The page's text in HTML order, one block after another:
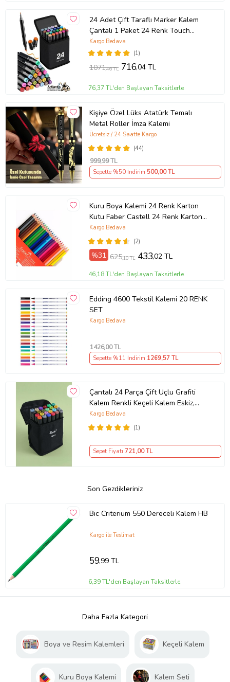
24 Adet Çift Taraflı Marker Kalem
Çantalı 1 Paket 24 Renk Touch
Markör Çift Uçlu Keçeli Kalem Sanat
Tasarım Hobi (Çok Renkli)
(1)
Kargo Bedava
1071,46 TL 716,04 TL
76,37 TL'den Başlayan Taksitlerle
Kişiye Özel Lüks Atatürk Temalı
Metal Roller İmza Kalemi
(44)
Ücretsiz / 24 Saatte Kargo
999,99 TL
Sepette %50 İndirim 500,00 TL
Kuru Boya Kalemi 24 Renk Karton
Kutu Faber Castell 24 Renk Karton
Kutu Tam Boy Kuruboya (Karışık)
(2)
Kargo Bedava
%31 625,10 TL 433,02 TL
46,18 TL'den Başlayan Taksitlerle
Edding 4600 Tekstil Kalemi 20 RENK
SET
Kargo Bedava
1426,00 TL
Sepette %11 İndirim 1269,57 TL
Çantalı 24 Parça Çift Uçlu Grafiti
Kalem Renkli Keçeli Kalem Eskiz,
İllüstrasyon Tasarım Boya Kalemi
(Çok Renkli)
(1)
Kargo Bedava
Sepet Fiyatı 721,00 TL
Son Gezdikleriniz
Bic Criterium 550 Dereceli Kalem HB
Kargo ile Teslimat
59,99 TL
6,39 TL'den Başlayan Taksitlerle
Daha Fazla Kategori
Boya ve Resim Kalemleri Keçeli Kalem
Kuru Boya Kalemi Kalem Seti